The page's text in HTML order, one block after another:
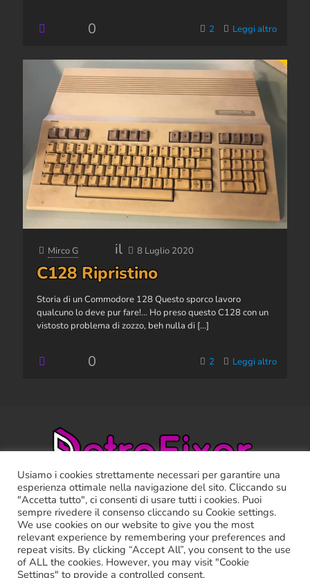
0 2 Leggi altro
Mirco G il 8 Luglio 2020
C128 Ripristino
Storia di un Commodore 128 Questo sporco lavoro
qualcuno lo deve pur fare!… Ho preso questo C128 con un
vistosto problema di zozzo, beh nulla di […]
0 2 Leggi altro
RETRO FIXER ©2021 Tutti i marchi riportati appartengono ai
legittimi proprietari.
Cookie Policy -Privacy Policy
Usiamo i cookies strettamente necessari per garantire una
esperienza ottimale nella navigazione del sito. Cliccando su
"Accetta tutto", ci consenti di usare tutti i cookies. Puoi
sempre rivedere il consenso cliccando su Cookie settings.
We use cookies on our website to give you the most
relevant experience by remembering your preferences and
repeat visits. By clicking “Accept All”, you consent to the use
of ALL the cookies. However, you may visit "Cookie
Settings" to provide a controlled consent.